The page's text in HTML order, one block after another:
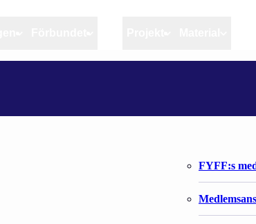
Artiklar Näringen
Riktlinjer för god praxis
Stöd till fiskerinäringen
Anvisningar
Förbundet
FYFF:s
kalatalouden
ajankohtaiset